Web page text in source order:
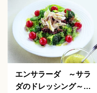
エンサラーダ ～サラ
ダのドレッシング～…